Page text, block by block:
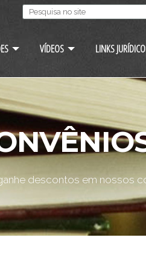
VÍDEOS LINKS
descontos em nossos